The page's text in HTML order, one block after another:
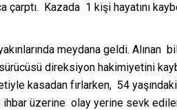
çarptı. Kazada 1 kişi hayatını
meydana geldi. Alınan
direksiyon hakimiyetini
kasadan fırlarken, 54
ihbar üzerine olay yerine sevk